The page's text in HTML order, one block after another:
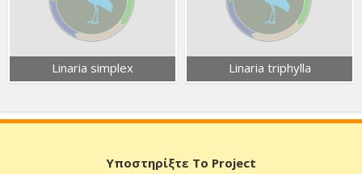
Linaria simplex Linaria triphylla
Υποστηρίξτε Το Project